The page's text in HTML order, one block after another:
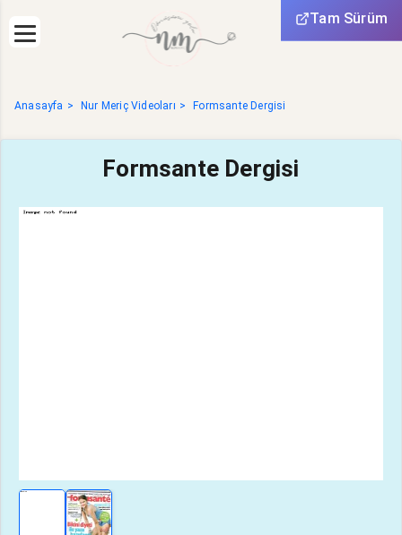
Tam Sürüm
Anasayfa Nur Meriç Videoları Formsante Dergisi
Formsante Dergisi